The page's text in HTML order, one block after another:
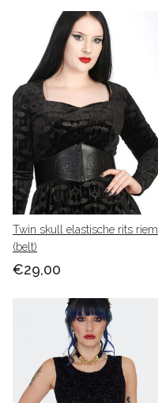
Twin skull elastische rits riem
(belt)
€29,00